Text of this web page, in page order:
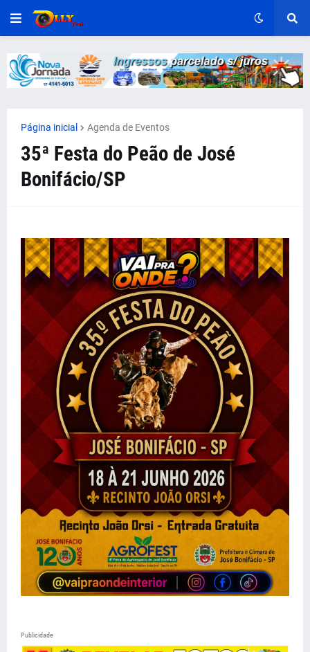
Página inicial Agenda de Eventos
35ª Festa do Peão de José
Bonifácio/SP
Publicidade